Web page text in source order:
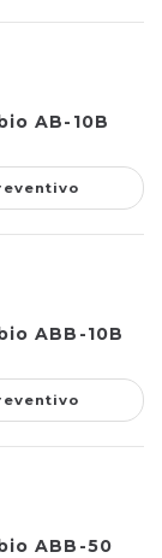
AB-10B
ABB-10B
ABB-50